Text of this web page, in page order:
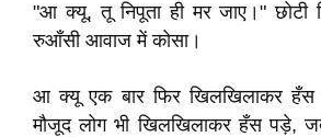
"आ क्यू, तू निपूता ही मर जाए।" छोटी
रुआँसी आवाज में कोसा।
आ क्यू एक बार फिर खिलखिलाकर हँस
मौजूद लोग भी खिलखिलाकर हँस पड़े,